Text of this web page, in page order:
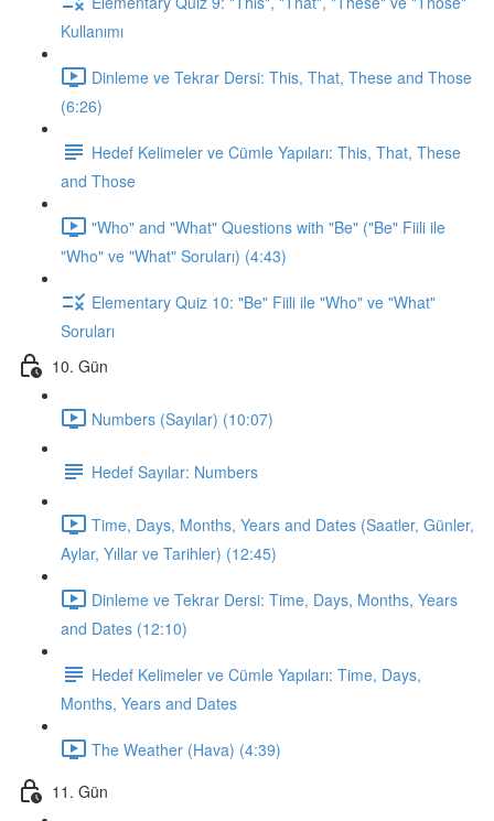
Kullanımı
Dinleme ve Tekrar Dersi: This, That, These and Those
(6:26)
Hedef Kelimeler ve Cümle Yapıları: This, That, These
and Those
"Who" and "What" Questions with "Be" ("Be" Fiili ile
"Who" ve "What" Soruları) (4:43)
Elementary Quiz 10: "Be" Fiili ile "Who" ve "What"
Soruları
10. Gün
Numbers (Sayılar) (10:07)
Hedef Sayılar: Numbers
Time, Days, Months, Years and Dates (Saatler, Günler,
Aylar, Yıllar ve Tarihler) (12:45)
Dinleme ve Tekrar Dersi: Time, Days, Months, Years
and Dates (12:10)
Hedef Kelimeler ve Cümle Yapıları: Time, Days,
Months, Years and Dates
The Weather (Hava) (4:39)
11. Gün